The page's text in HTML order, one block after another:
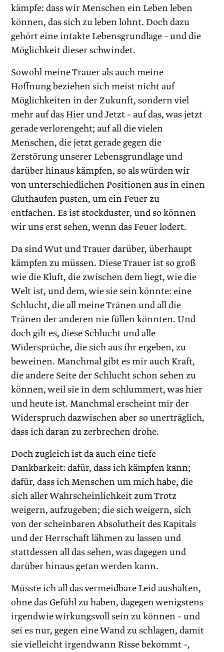
kämpfe: dass wir Menschen ein Leben leben
können, das sich zu leben lohnt. Doch dazu
gehört eine intakte Lebensgrundlage – und die
Möglichkeit dieser schwindet.
Sowohl meine Trauer als auch meine
Hoffnung beziehen sich meist nicht auf
Möglichkeiten in der Zukunft, sondern viel
mehr auf das Hier und Jetzt – auf das, was jetzt
gerade verlorengeht; auf all die vielen
Menschen, die jetzt gerade gegen die
Zerstörung unserer Lebensgrundlage und
darüber hinaus kämpfen, so als würden wir
von unterschiedlichen Positionen aus in einen
Gluthaufen pusten, um ein Feuer zu
entfachen. Es ist stockduster, und so können
wir uns erst sehen, wenn das Feuer lodert.
Da sind Wut und Trauer darüber, überhaupt
kämpfen zu müssen. Diese Trauer ist so groß
wie die Kluft, die zwischen dem liegt, wie die
Welt ist, und dem, wie sie sein könnte: eine
Schlucht, die all meine Tränen und all die
Tränen der anderen nie füllen könnten. Und
doch gilt es, diese Schlucht und alle
Widersprüche, die sich aus ihr ergeben, zu
beweinen. Manchmal gibt es mir auch Kraft,
die andere Seite der Schlucht schon sehen zu
können, weil sie in dem schlummert, was hier
und heute ist. Manchmal erscheint mir der
Widerspruch dazwischen aber so unerträglich,
dass ich daran zu zerbrechen drohe.
Doch zugleich ist da auch eine tiefe
Dankbarkeit: dafür, dass ich kämpfen kann;
dafür, dass ich Menschen um mich habe, die
sich aller Wahrscheinlichkeit zum Trotz
weigern, aufzugeben; die sich weigern, sich
von der scheinbaren Absolutheit des Kapitals
und der Herrschaft lähmen zu lassen und
stattdessen all das sehen, was dagegen und
darüber hinaus getan werden kann.
Müsste ich all das vermeidbare Leid aushalten,
ohne das Gefühl zu haben, dagegen wenigstens
irgendwie wirkungsvoll sein zu können – und
sei es nur, gegen eine Wand zu schlagen, damit
sie vielleicht irgendwann Risse bekommt –,